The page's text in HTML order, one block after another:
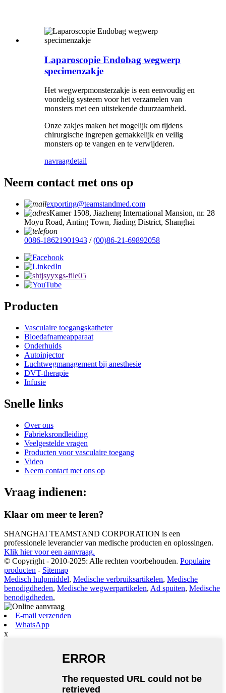
Laparoscopie Endobag wegwerp
specimenzakje
Het wegwerpmonsterzakje is een eenvoudig en
voordelig systeem voor het verzamelen van
monsters met een uitstekende duurzaamheid.
Onze zakjes maken het mogelijk om tijdens
chirurgische ingrepen gemakkelijk en veilig
monsters op te vangen en te verwijderen.
navraagdetail
Neem contact met ons op
exporting@teamstandmed.com
Kamer 1508, Jiazheng International Mansion, nr. 28
Moyu Road, Anting Town, Jiading District, Shanghai
0086-18621901943 /(00)86-21-69892058
Producten
Vasculaire toegangskatheter
Bloedafnameapparaat
Onderhuids
Autoinjector
Luchtwegmanagement bij anesthesie
DVT-therapie
Infusie
Snelle links
Over ons
Fabrieksrondleiding
Veelgestelde vragen
Producten voor vasculaire toegang
Video
Neem contact met ons op
Vraag indienen:
Klaar om meer te leren?
SHANGHAI TEAMSTAND CORPORATION is een
professionele leverancier van medische producten en oplossingen.
Klik hier voor een aanvraag.
© Copyright - 2010-2025: Alle rechten voorbehouden. Populaire
producten - Sitemap
Medisch hulpmiddel, Medische verbruiksartikelen, Medische
benodigdheden, Medische wegwerpartikelen, Ad spuiten, Medische
benodigdheden,
E-mail verzenden
WhatsApp
x